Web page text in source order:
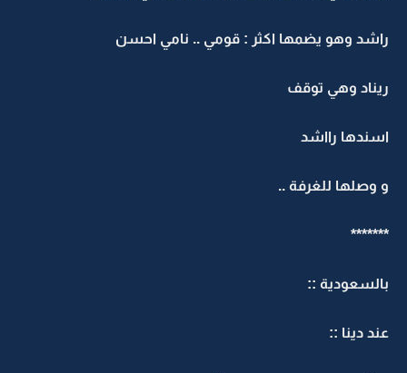
راشد وهو يضمها اكثر : قومي .. نامي احسن
ريناد وهي توقف
اسندها رااشد
و وصلها للغرفة ..
*******
بالسعودية ::
عند دينا ::